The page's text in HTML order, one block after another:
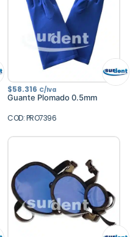
$58.316 C/Iva
Guante Plomado 0.5mm
COD: PRO7396